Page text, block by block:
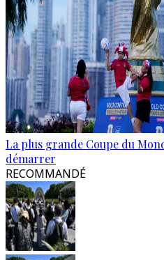
La plus grande Coupe du
démarrer
RECOMMANDÉ